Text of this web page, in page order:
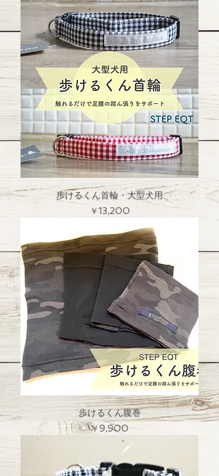
歩けるくん首輪・大型犬用
価格
￥13,200
歩けるくん腹巻
価格
￥9,900